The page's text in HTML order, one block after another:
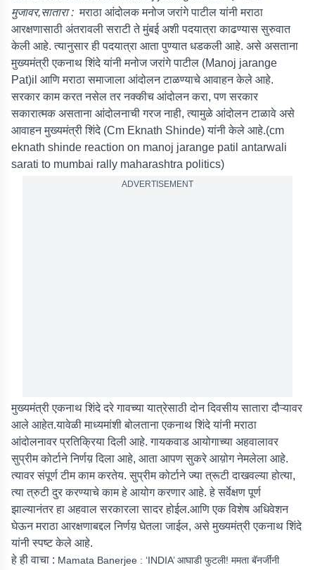
मुजावर,सातारा : मराठा आंदोलक मनोज जरांगे पाटील यांनी मराठा
आरक्षणासाठी अंतरावली सराटी ते मुंबई अशी पदयात्रा काढण्यास सुरुवात
केली आहे. त्यानुसार ही पदयात्रा आता पुण्यात धडकली आहे. असे असताना
मुख्यमंत्री एकनाथ शिंदे यांनी मनोज जरांगे पाटील (Manoj jarange
Pat)il आणि मराठा समाजाला आंदोलन टाळण्याचे आवाहन केले आहे.
सरकार काम करत नसेल तर नक्कीच आंदोलन करा, पण सरकार
सकारात्मक असताना आंदोलनाची गरज नाही, त्यामुळे आंदोलन टाळावे असे
आवाहन मुख्यमंत्री शिंदे (Cm Eknath Shinde) यांनी केले आहे.(cm
eknath shinde reaction on manoj jarange patil antarwali
sarati to mumbai rally maharashtra politics)
ADVERTISEMENT
मुख्यमंत्री एकनाथ शिंदे दरे गावच्या यात्रेसाठी दोन दिवसीय सातारा दौऱ्यावर
आले आहेत.यावेळी माध्यमांशी बोलताना एकनाथ शिंदे यांनी मराठा
आंदोलनावर प्रतिक्रिया दिली आहे. गायकवाड आयोगाच्या अहवालावर
सुप्रीम कोर्टाने निर्णय़ दिला आहे, आता आपण सुकरे आय़ोग नेमलेला आहे.
त्यावर संपूर्ण टीम काम करतेय. सुप्रीम कोर्टाने ज्या त्रूटी दाखवल्या होत्या,
त्या त्रुटी दुर करण्याचे काम हे आयोग करणार आहे. हे सर्वेक्षण पूर्ण
झाल्यानंतर हा अहवाल सरकारला सादर होईल.आणि एक विशेष अधिवेशन
घेऊन मराठा आरक्षणाबद्दल निर्णय़ घेतला जाईल, असे मुख्यमंत्री एकनाथ शिंदे
यांनी स्पष्ट केले आहे.
हे ही वाचा : Mamata Banerjee : ‘INDIA’ आघाडी फुटली! ममता बॅनर्जींनी